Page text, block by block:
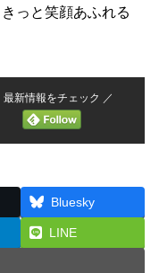
っと笑顔あふれる
最新情報をチェック ／
Bluesky
LINE